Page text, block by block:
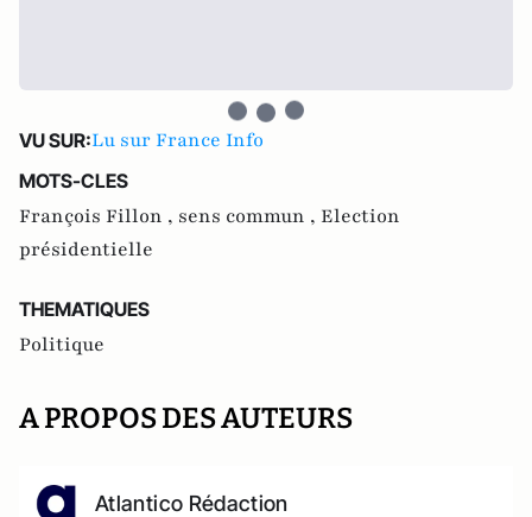
VU SUR:Lu sur France Info
MOTS-CLES
François Fillon , sens commun , Election
présidentielle
THEMATIQUES
Politique
A PROPOS DES AUTEURS
Atlantico Rédaction